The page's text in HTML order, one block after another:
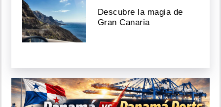
Descubre la magia de
Gran Canaria